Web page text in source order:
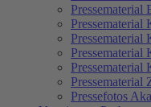
Pressematerial
Pressematerial
Pressematerial
Pressematerial
Pressefotos